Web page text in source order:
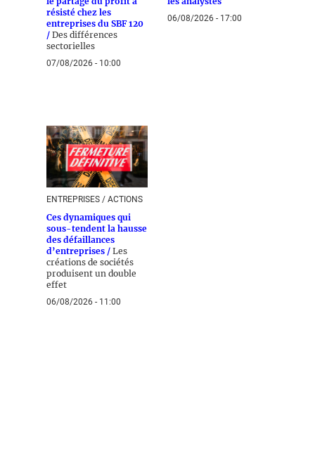
résisté chez les
entreprises du SBF 120
/ Des différences
sectorielles
07/08/2026 - 10:00
06/08/2026 - 17:00
ENTREPRISES / ACTIONS
Ces dynamiques qui
sous-tendent la hausse
des défaillances
d’entreprises / Les
créations de sociétés
produisent un double
effet
06/08/2026 - 11:00